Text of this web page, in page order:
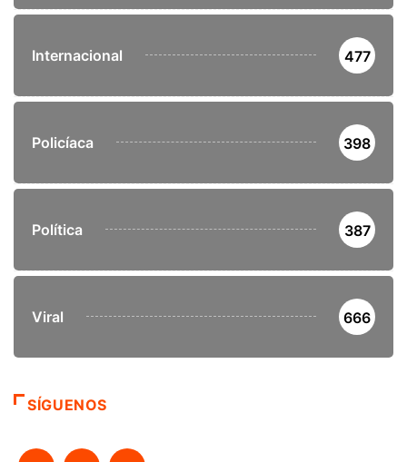
Internacional 477
Policíaca 398
Política 387
Viral 666
SÍGUENOS